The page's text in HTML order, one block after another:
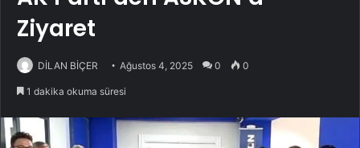
Ziyaret
DİLAN BİÇER Ağustos 4, 2025 0 0
1 dakika okuma süresi